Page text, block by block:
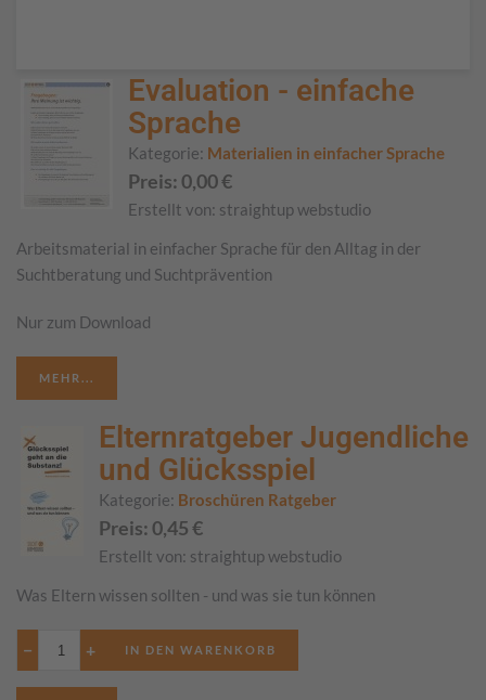
Evaluation - einfache
Sprache
Kategorie: Materialien in einfacher Sprache
Preis: 0,00€
Erstellt von: straightup webstudio
Arbeitsmaterial in einfacher Sprache für den Alltag in der
Suchtberatung und Suchtprävention
Nur zum Download
MEHR...
Elternratgeber Jugendliche
und Glücksspiel
Kategorie: Broschüren Ratgeber
Preis: 0,45€
Erstellt von: straightup webstudio
Was Eltern wissen sollten - und was sie tun können
− +